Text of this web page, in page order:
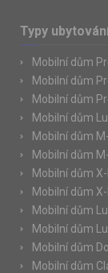
Typy
Mobilní dům
Mobilní dům
Mobilní dům
Mobilní dům
Mobilní dům
Mobilní dům
Mobilní dům
Mobilní dům
Mobilní dům
Mobilní dům
Mobilní dům
Mobilní dům